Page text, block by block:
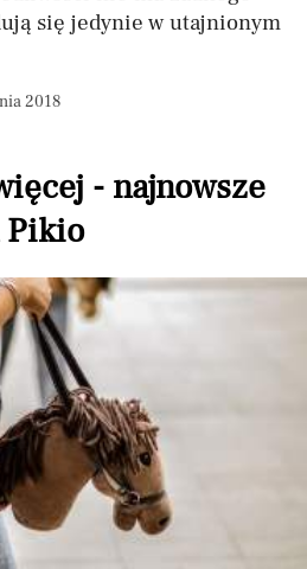
się jedynie w utajnionym
2018
- najnowsze
Pikio